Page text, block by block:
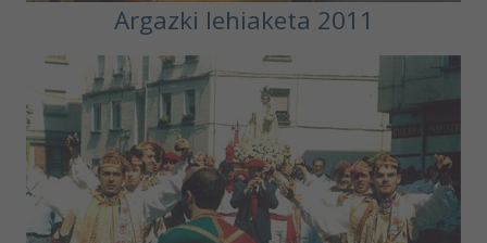
Argazki lehiaketa 2011